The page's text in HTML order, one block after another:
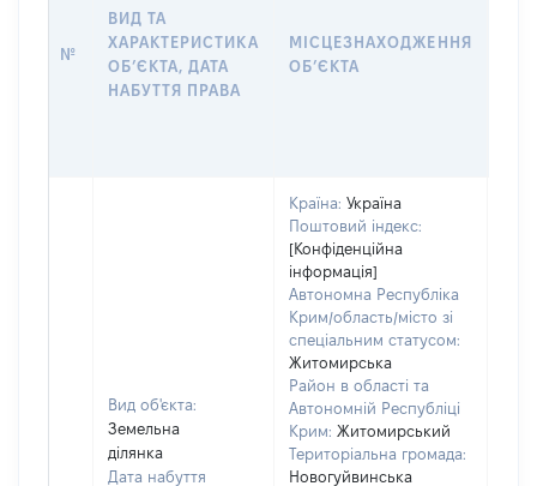
№
ВИД ТА
ХАРАКТЕРИСТИКА
ОБʼЄКТА, ДАТА
НАБУТТЯ ПРАВА
МІСЦЕЗНАХОДЖЕННЯ
ОБʼЄКТА
Вид об'єкта:
Земельна
ділянка
Дата набуття
Країна: Україна
Поштовий індекс:
[Конфіденційна
інформація]
Автономна Республіка
Крим/область/місто зі
спеціальним статусом:
Житомирська
Район в області та
Автономній Республіці
Крим: Житомирський
Територіальна громада:
Новогуйвинська